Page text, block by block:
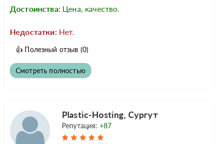
Достоинства: Цена, качество.
Недостатки: Нет.
👍 Полезный отзыв (0)
Смотреть полностью
Plastic-Hosting, Сургут
Репутация: +87